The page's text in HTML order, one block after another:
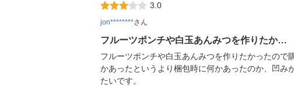
3.0
jon********さん
フルーツポンチや白玉あんみつを作りたか…
フルーツポンチや白玉あんみつを作りたかったの
かあったというより梱包時に何かあったのか、凹
たいです。